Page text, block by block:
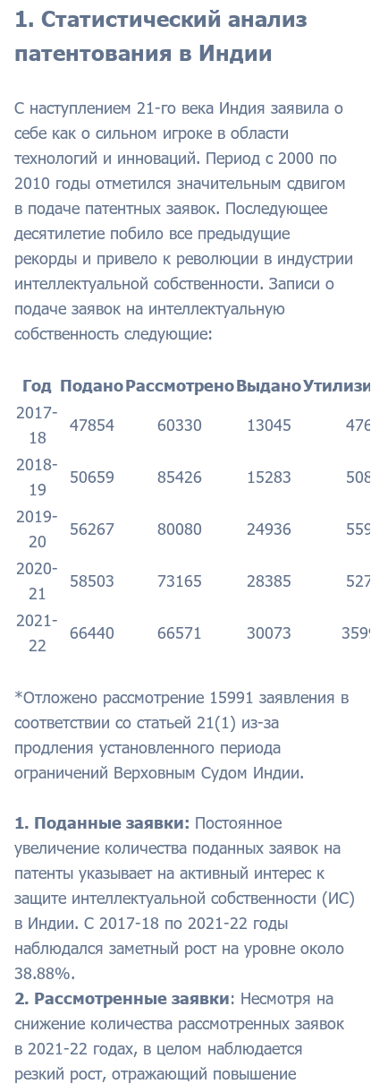
1. Статистический анализ
патентования в Индии
С наступлением 21-го века Индия заявила о
себе как о сильном игроке в области
технологий и инноваций. Период с 2000 по
2010 годы отметился значительным сдвигом
в подаче патентных заявок. Последующее
десятилетие побило все предыдущие
рекорды и привело к революции в индустрии
интеллектуальной собственности. Записи о
подаче заявок на интеллектуальную
собственность следующие:
Год ПоданоРассмотреноВыдано
2017-
18
47854 60330 13045
2018-
19
50659 85426 15283
2019-
20
56267 80080 24936
2020-
21
58503 73165 28385
2021-
22
66440 66571 30073
*Отложено рассмотрение 15991 заявления в
соответствии со статьей 21(1) из-за
продления установленного периода
ограничений Верховным Судом Индии.
1. Поданные заявки: Постоянное
увеличение количества поданных заявок на
патенты указывает на активный интерес к
защите интеллектуальной собственности (ИС)
в Индии. С 2017-18 по 2021-22 годы
наблюдался заметный рост на уровне около
38.88%.
2. Рассмотренные заявки: Несмотря на
снижение количества рассмотренных заявок
в 2021-22 годах, в целом наблюдается
резкий рост, отражающий повышение